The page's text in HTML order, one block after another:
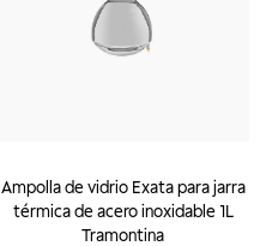
Ampolla de vidrio Exata para jarra
térmica de acero inoxidable 1L
Tramontina